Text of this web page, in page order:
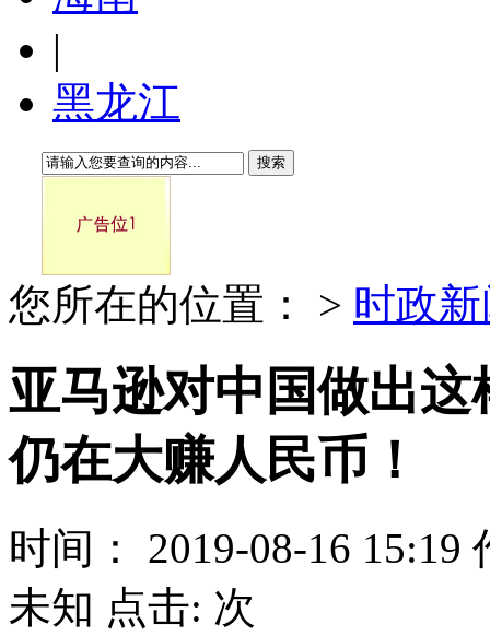
|
黑龙江
搜索
您所在的位置： > 时政
亚马逊对中国做出
仍在大赚人民币！
时间： 2019-08-16 15:19
未知 点击: 次